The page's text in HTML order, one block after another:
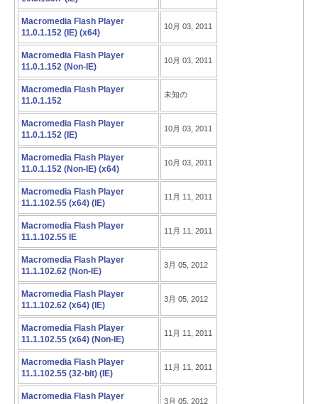
Macromedia Flash Player
11.0.1.152 (IE) (x64)
10月 03, 2011
Macromedia Flash Player
11.0.1.152 (Non-IE)
10月 03, 2011
Macromedia Flash Player
11.0.1.152
未知の
Macromedia Flash Player
11.0.1.152 (IE)
10月 03, 2011
Macromedia Flash Player
11.0.1.152 (Non-IE) (x64)
10月 03, 2011
Macromedia Flash Player
11.1.102.55 (x64) (IE)
11月 11, 2011
Macromedia Flash Player
11.1.102.55 IE
11月 11, 2011
Macromedia Flash Player
11.1.102.62 (Non-IE)
3月 05, 2012
Macromedia Flash Player
11.1.102.62 (x64) (IE)
3月 05, 2012
Macromedia Flash Player
11.1.102.55 (x64) (Non-IE)
11月 11, 2011
Macromedia Flash Player
11.1.102.55 (32-bit) (IE)
11月 11, 2011
Macromedia Flash Player
3月 05, 2012